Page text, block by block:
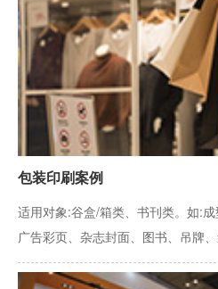
包装印刷案例
适用对象:谷盒/箱类、书刊类。如:成
广告彩页、杂志封面、图书、吊牌、